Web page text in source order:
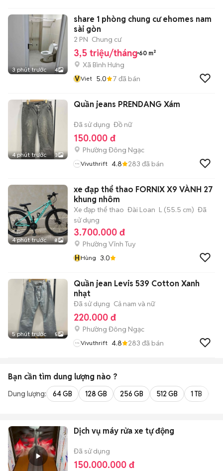
3 phút trước 4
share 1 phòng chung cư ehomes nam
sài gòn
2 PN Chung cư
3,5 triệu/tháng 60 m²
Xã Bình Hưng
VViet 5.0 7 đã bán
4 phút trước 3
Quần jeans PRENDANG Xám
Đã sử dụng Đồ nữ
150.000 đ
Phường Đông Ngạc
Vivuthrift 4.8 283 đã bán
4 phút trước 8
xe đạp thể thao FORNIX X9 VÀNH 27
khung nhôm
Xe đạp thể thao Đài Loan L (55.5 cm) Đã
sử dụng
3.700.000 đ
Phường Vĩnh Tuy
HHùng 3.0
5 phút trước 5
Quần jean Levis 539 Cotton Xanh
nhạt
Đã sử dụng Cả nam và nữ
220.000 đ
Phường Đông Ngạc
Vivuthrift 4.8 283 đã bán
Bạn cần tìm dung lượng nào ?
Dung lượng: 64 GB 128 GB 256 GB 512 GB 1 TB
Dịch vụ máy rửa xe tự động
Đã sử dụng
150.000.000 đ